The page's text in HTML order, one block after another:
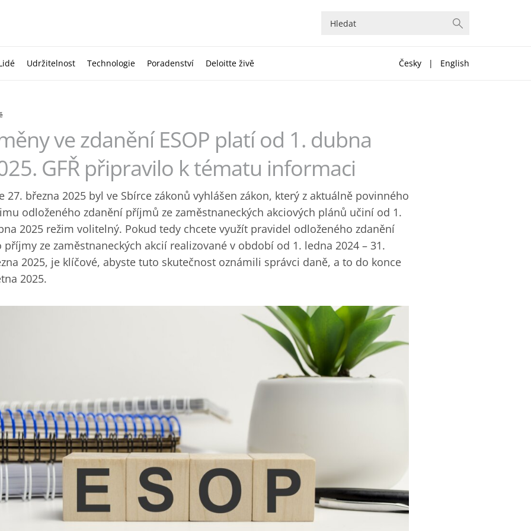
Udržitelnost Technologie Poradenství Deloitte živě Česky | English
ve zdanění ESOP platí od 1. dubna
GFŘ připravilo k tématu informaci
27. března 2025 byl ve Sbírce zákonů vyhlášen zákon, který z aktuálně povinného
odloženého zdanění příjmů ze zaměstnaneckých akciových plánů učiní od 1.
2025 režim volitelný. Pokud tedy chcete využít pravidel odloženého zdanění
příjmy ze zaměstnaneckých akcií realizované v období od 1. ledna 2024 – 31.
2025, je klíčové, abyste tuto skutečnost oznámili správci daně, a to do konce
2025.